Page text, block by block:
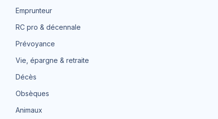
Emprunteur
RC pro & décennale
Prévoyance
Vie, épargne & retraite
Décès
Obsèques
Animaux